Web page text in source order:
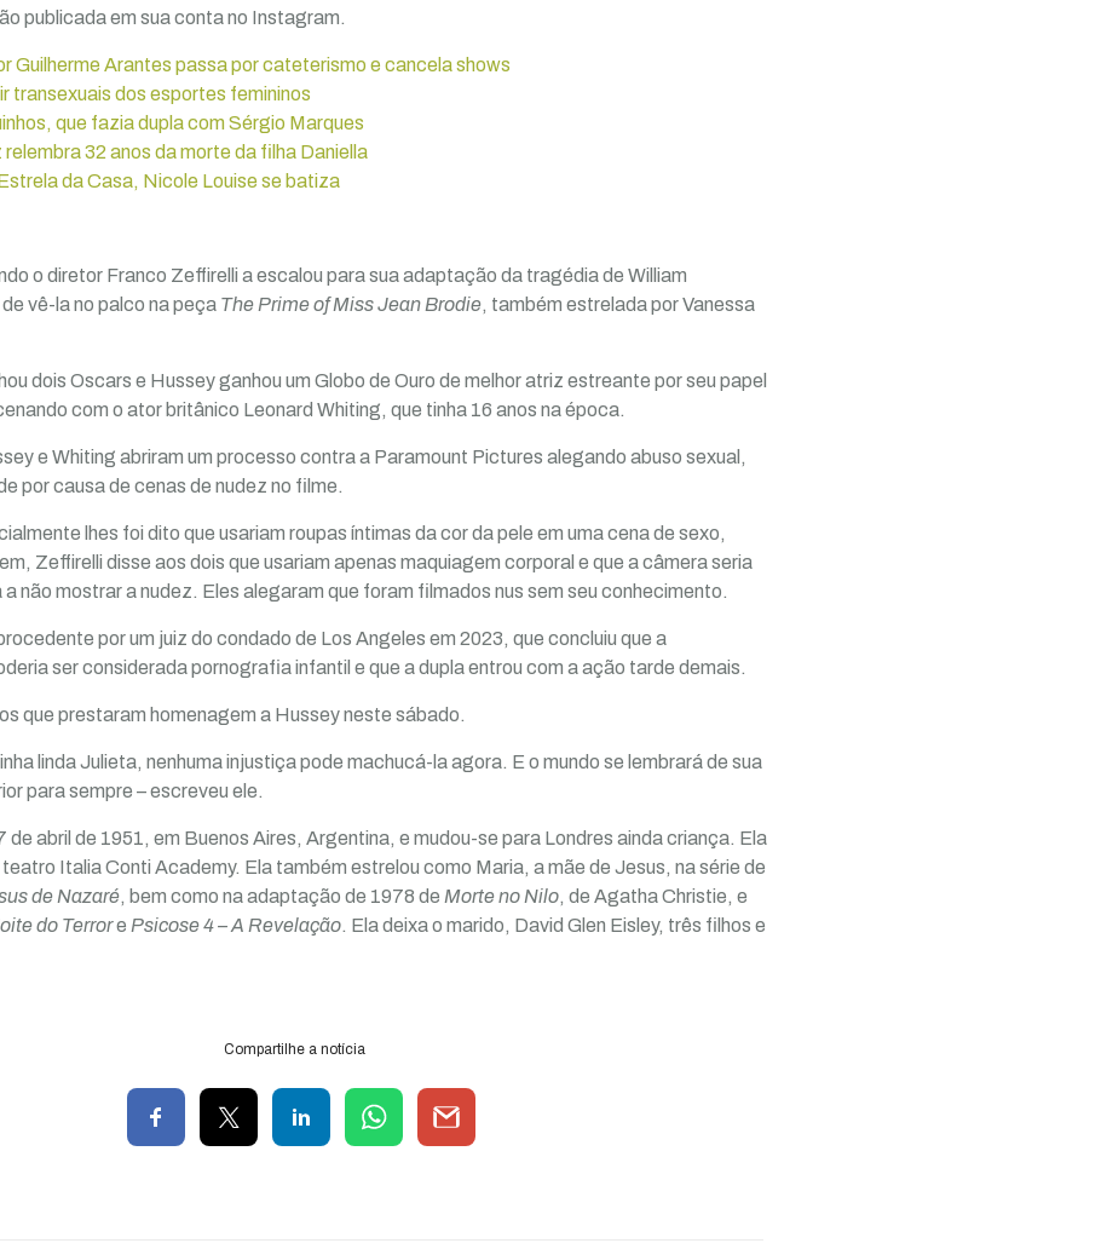
publicada em sua conta no Instagram.
Guilherme Arantes passa por cateterismo e cancela shows
transexuais dos esportes femininos
que fazia dupla com Sérgio Marques
32 anos da morte da filha Daniella
da Casa, Nicole Louise se batiza
o diretor Franco Zeffirelli a escalou para sua adaptação da tragédia de William
vê-la no palco na peça The Prime of Miss Jean Brodie, também estrelada por Vanessa
dois Oscars e Hussey ganhou um Globo de Ouro de melhor atriz estreante por seu papel
com o ator britânico Leonard Whiting, que tinha 16 anos na época.
e Whiting abriram um processo contra a Paramount Pictures alegando abuso sexual,
por causa de cenas de nudez no filme.
lhes foi dito que usariam roupas íntimas da cor da pele em uma cena de sexo,
Zeffirelli disse aos dois que usariam apenas maquiagem corporal e que a câmera seria
não mostrar a nudez. Eles alegaram que foram filmados nus sem seu conhecimento.
por um juiz do condado de Los Angeles em 2023, que concluiu que a
ser considerada pornografia infantil e que a dupla entrou com a ação tarde demais.
que prestaram homenagem a Hussey neste sábado.
linda Julieta, nenhuma injustiça pode machucá-la agora. E o mundo se lembrará de sua
para sempre – escreveu ele.
de abril de 1951, em Buenos Aires, Argentina, e mudou-se para Londres ainda criança. Ela
Italia Conti Academy. Ela também estrelou como Maria, a mãe de Jesus, na série de
de Nazaré, bem como na adaptação de 1978 de Morte no Nilo, de Agatha Christie, e
do Terrore Psicose 4 – A Revelação. Ela deixa o marido, David Glen Eisley, três filhos e
Compartilhe a notícia